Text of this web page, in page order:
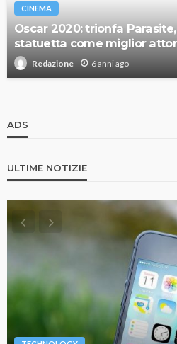
CINEMA
Oscar 2020: trionfa
statuetta come miglior
Redazione 6 anni ago
ADS
ULTIME NOTIZIE